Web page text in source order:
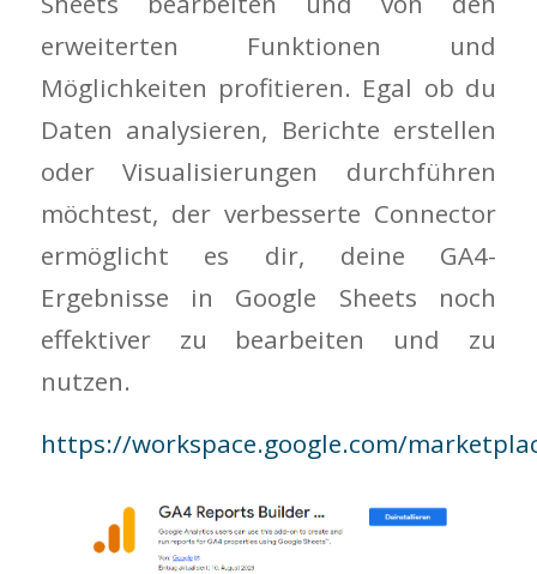
erweiterten Funktionen und
Möglichkeiten profitieren. Egal ob du
Daten analysieren, Berichte erstellen
oder Visualisierungen durchführen
möchtest, der verbesserte Connector
ermöglicht es dir, deine GA4-
Ergebnisse in Google Sheets noch
effektiver zu bearbeiten und zu
nutzen.
https://workspace.google.com/